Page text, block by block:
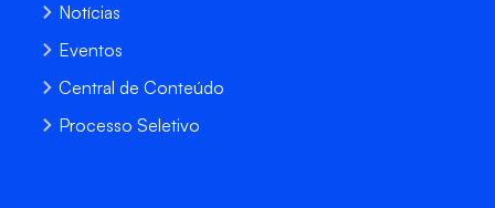
Notícias
Eventos
Central de Conteúdo
Processo Seletivo